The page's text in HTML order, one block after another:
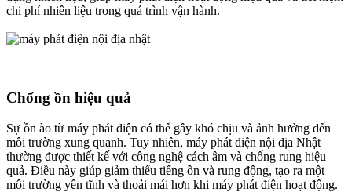
chi phí nhiên liệu trong quá trình vận hành.
Chống ồn hiệu quả
Sự ồn ào từ máy phát điện có thể gây khó chịu và ảnh hưởng đến
môi trường xung quanh. Tuy nhiên, máy phát điện nội địa Nhật
thường được thiết kế với công nghệ cách âm và chống rung hiệu
quả. Điều này giúp giảm thiểu tiếng ồn và rung động, tạo ra một
môi trường yên tĩnh và thoải mái hơn khi máy phát điện hoạt động.